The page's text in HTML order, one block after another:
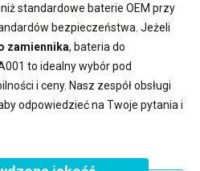
standardowe baterie OEM przy
bezpieczeństwa. Jeżeli
zamiennika, bateria do
to idealny wybór pod
i ceny. Nasz zespół obsługi
odpowiedzieć na Twoje pytania i